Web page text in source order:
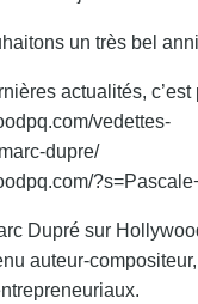
un très bel
actualités, c’est
vedettes-
dupre/
Dupré sur
auteur-